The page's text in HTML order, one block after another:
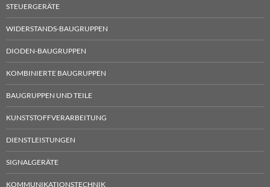
STEUERGERÄTE
WIDERSTANDS-BAUGRUPPEN
DIODEN-BAUGRUPPEN
KOMBINIERTE BAUGRUPPEN
BAUGRUPPEN UND TEILE
KUNSTSTOFFVERARBEITUNG
DIENSTLEISTUNGEN
SIGNALGERÄTE
KOMMUNIKATIONSTECHNIK